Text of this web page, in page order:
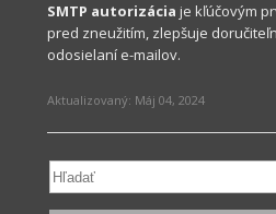
SMTP autorizácia je kľúčovým
pred zneužitím, zlepšuje
odosielaní e-mailov.
Aktualizovaný: Máj 04, 2024